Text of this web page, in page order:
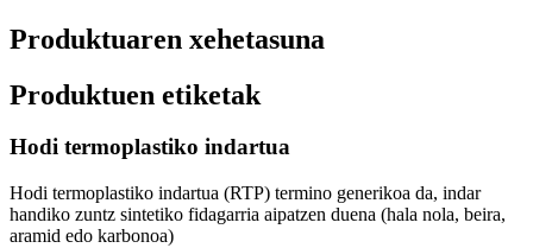
Produktuaren xehetasuna
Produktuen etiketak
Hodi termoplastiko indartua
Hodi termoplastiko indartua (RTP) termino generikoa da, indar
handiko zuntz sintetiko fidagarria aipatzen duena (hala nola, beira,
aramid edo karbonoa)